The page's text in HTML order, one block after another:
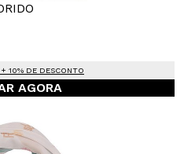
10% DE DESCONTO
AGORA